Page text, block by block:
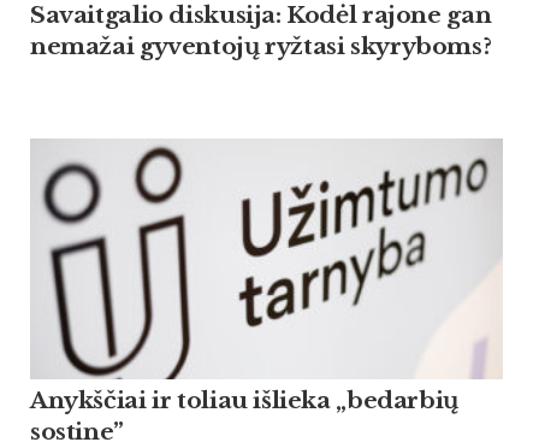
Savaitgalio diskusija: Kodėl rajone gan
nemažai gyventojų ryžtasi skyryboms?
Anykščiai ir toliau išlieka „bedarbių
sostine”